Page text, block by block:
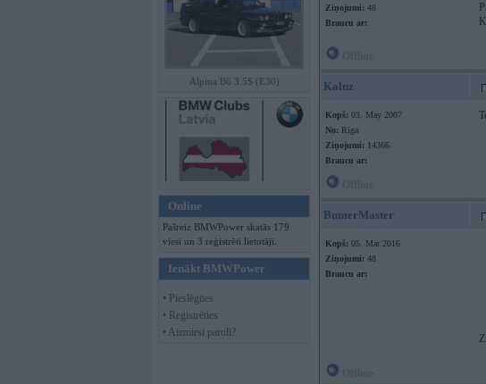
Alpina B6 3.5S (E30)
Online
Pašreiz BMWPower skatās 179
viesi un 3 reģistrēti lietotāji.
Ienākt BMWPower
• Pieslēgties
• Reģistrēties
• Aizmirsi paroli?
Ziņojumi: 48
Braucu ar:
Kalnz
Kopš: 03. May 2007
No: Rīga
Ziņojumi: 14366
Braucu ar:
BumerMaster
Kopš: 05. Mar 2016
Ziņojumi: 48
Braucu ar: